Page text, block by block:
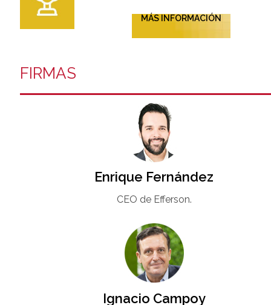
MÁS INFORMACIÓN
FIRMAS
Enrique Fernández
CEO de Efferson.
Ignacio Campoy​